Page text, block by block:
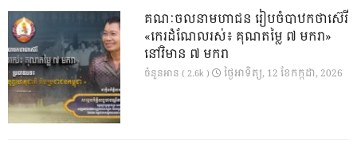
គណៈចលនាមហាជន រៀបចំបាឋកថាស៊េរី
«កេរដំណែលរស់៖ គុណតម្លៃ ៧ មករា»
នៅវិមាន ៧ មករា
ចំនួនអាន ( 2.6k ) ថ្ងៃ​អាទិត្យ, 12 ខែ​កក្កដា, 2026